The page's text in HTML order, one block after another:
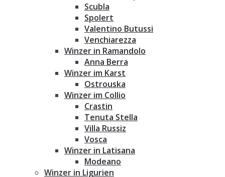
Scubla
Spolert
Valentino Butussi
Venchiarezza
Winzer in Ramandolo
Anna Berra
Winzer im Karst
Ostrouska
Winzer im Collio
Crastin
Tenuta Stella
Villa Russiz
Vosca
Winzer in Latisana
Modeano
Winzer in Ligurien